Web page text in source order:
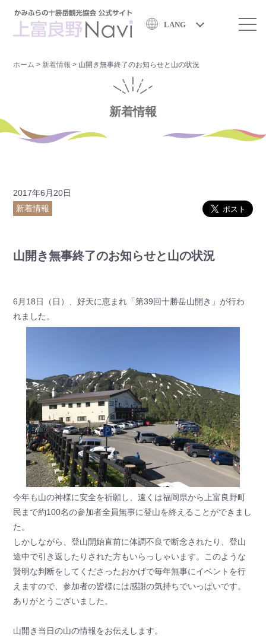
LANG
ホーム > 新着情報 > 山開き無事終了のお知らせと山の状況
新着情報
2017年6月20日
新着情報
山開き無事終了のお知らせと山の状況
6月18日（日）、好天に恵まれ「第39回十勝岳山開き」が行わ
れました。
今年も山の神様に安全を祈願し、遠くは福岡県から上富良野町
民まで約100名の参加者全員無事に登山を終えることができまし
た。
しかしながら、登山開始直前に体調不良で断念されたり、登山
途中で引き返したりされた方もいらっしゃいます。このような
賢明な判断をしてくださったおかげで毎年無事にイベントを行
えますので、参加者の皆様には感謝の気持ちでいっぱいです。
ありがとうございました。
山開き当日の山の情報をお伝えします。